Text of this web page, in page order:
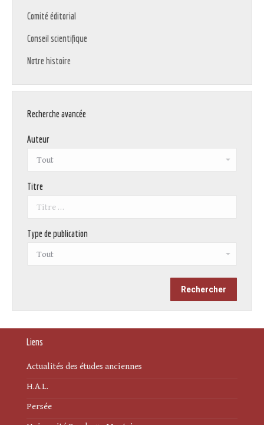
Comité éditorial
Conseil scientifique
Notre histoire
Recherche avancée
Auteur
Titre
Type de publication
Liens
Actualités des études anciennes
H.A.L.
Persée